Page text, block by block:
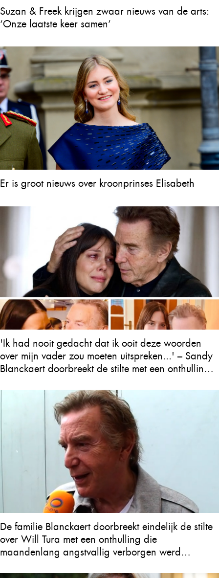
Suzan & Freek krijgen zwaar nieuws van de arts:
‘Onze laatste keer samen’
Er is groot nieuws over kroonprinses Elisabeth
'Ik had nooit gedacht dat ik ooit deze woorden
over mijn vader zou moeten uitspreken...' – Sandy
Blanckaert doorbreekt de stilte met een onthulling
achterlaat
De familie Blanckaert doorbreekt eindelijk de stilte
over Will Tura met een onthulling die
maandenlang angstvallig verborgen werd